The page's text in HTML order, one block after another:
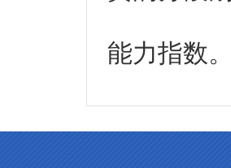
能力指数